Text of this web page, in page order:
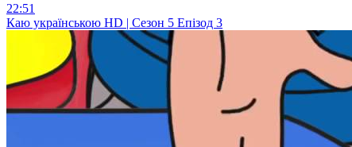
22:51
Каю українською HD | Сезон 5 Епізод 3